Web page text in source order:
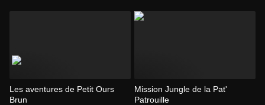
Les aventures de Petit Ours
Brun
Mission Jungle de la Pat'
Patrouille